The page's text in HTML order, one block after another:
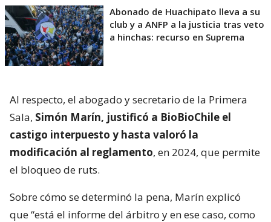
Abonado de Huachipato lleva a su
club y a ANFP a la justicia tras veto
a hinchas: recurso en Suprema
Al respecto, el abogado y secretario de la Primera
Sala, Simón Marín, justificó a BioBioChile el
castigo interpuesto y hasta valoró la
modificación al reglamento, en 2024, que permite
el bloqueo de ruts.
Sobre cómo se determinó la pena, Marín explicó
que “está el informe del árbitro y en ese caso, como